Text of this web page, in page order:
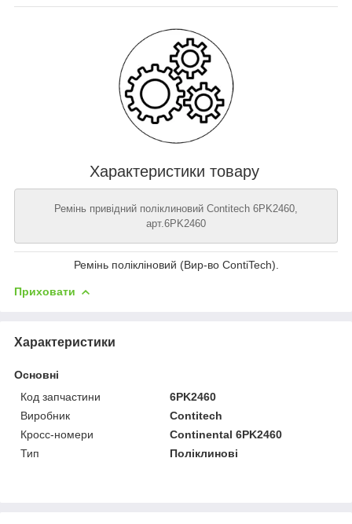
Характеристики товару
Ремінь привідний поліклиновий Contitech 6PK2460,
арт.6PK2460
Ремінь полікліновий (Вир-во ContiTech).
Приховати
Характеристики
Основні
Код запчастини
6PK2460
Виробник
Contitech
Кросс-номери
Continental 6PK2460
Тип
Поліклинові